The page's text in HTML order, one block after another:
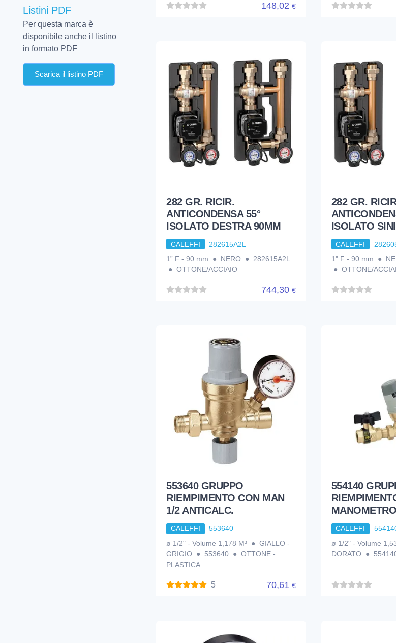
IMPIANTO RISCALDAMENTO PAVIMENTO
MINUTERIA VARIA
PANNELLI SOLARI
POMPE 3
POMPE E CIRCOLATORI1
Listini PDF
Per questa marca è
disponibile anche il listino
in formato PDF
Scarica il listino PDF
148,02 €
282 GR. RICIR.
ANTICONDENSA 55°
ISOLATO DESTRA 90MM
CALEFFI
282615A2L
1” F - 90 mm ● NERO ● 282615A2L
● OTTONE/ACCIAIO
744,30 €
282 GR.
ISOLATO
CALEFFI
1" F - 90 mm ●
● OTTONE/
553640 GRUPPO
RIEMPIMENTO CON MAN
1/2 ANTICALC.
CALEFFI
553640
ø 1/2" - Volume 1,178 M³ ● GIALLO -
GRIGIO ● 553640 ● OTTONE -
PLASTICA
5 70,61 €
554140
MANOMETRO
CALEFFI
ø 1/2" - Volume
DORATO ●